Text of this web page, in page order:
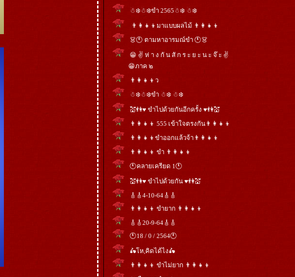
☃❄️☃❄️ขำ 2565☃❄️ ☃❄️
👨‍👩‍👧‍👦มาแบบผลไม้ 👨‍👩‍👧‍👦
👗🕚 ตามหาอารมณ์ขำ 🕚👗
😁 ✌️ ห่ า ง กั น สั ก ร ะ ย ะ น ะ จ๊ ะ ✌️
😁ภาค ๒
👨‍👩‍👧‍👦ว
☃❄️☃❄️ขำ ☃❄️ ☃❄️
💒👫♥ ขำไปด้วยกันอีกครั้ง ♥👫💒
👨‍👩‍👧‍👦 555 เข้าใจตรงกัน👨‍👩‍👧‍👦
👨‍👩‍👧‍👦ขำออกแล้วจ้า👨‍👩‍👧‍👦
👨‍👩‍👧‍👦 ขำ 👨‍👩‍👧‍👦
🕚คลายเครียด 1🕚
💒👫♥ ขำไปด้วยกัน ♥👫💒
🎸🎸4-10-64🎸🎸
👨‍👩‍👧‍👦 ขำยาก 👨‍👩‍👧‍👦
🎸🎸20-9-64🎸🎸
🕚18 / 0 / 2564🕚
🛵โห,คิดได้ไง🛵
👨‍👩‍👧‍👦 ขำไม่ยาก 👨‍👩‍👧‍👦